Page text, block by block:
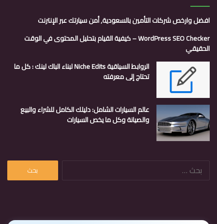
افضل وارخص شركات التأمين بالسعودية, أمن سيارتك عبر الإنترنت
WordPress SEO Checker – كيفية القيام بتحليل المحتوى في الوقت
الحقيقي
الروابط السياقية Niche Edits لبناء الباك لينك : كل ما
تحتاج إلى معرفته
عالم السيارات الشامل: دليلك الكامل للشراء والبيع
والصيانة وكل ما يخص السيارات
البحث